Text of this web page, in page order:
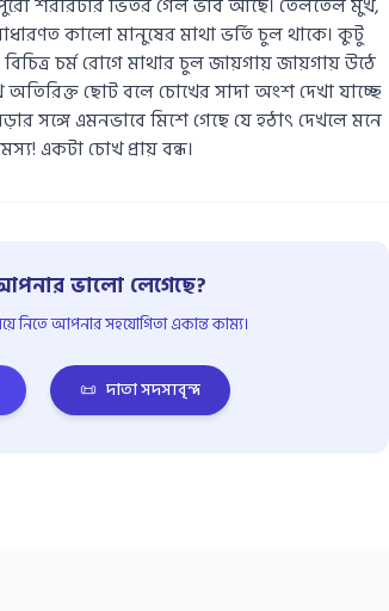
কালো মানুষের মাথা ভর্তি চুল থাকে। কুটু
চর্ম রোগে মাথার চুল জায়গায় জায়গায় উঠে
ছোট বলে চোখের সাদা অংশ দেখা যাচ্ছে
সঙ্গে এমনভাবে মিশে গেছে যে হঠাৎ দেখলে মনে
একটা চোখ প্রায় বন্ধ।
ভালো লেগেছে?
নিতে আপনার সহযোগিতা একান্ত কাম্য।
📜 দাতা সদস্যবৃন্দ